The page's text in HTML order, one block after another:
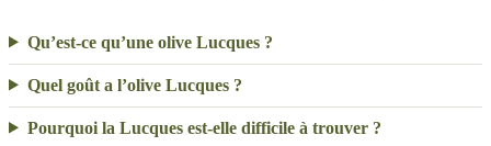
Qu’est-ce qu’une olive Lucques ?
Quel goût a l’olive Lucques ?
Pourquoi la Lucques est-elle difficile à trouver ?